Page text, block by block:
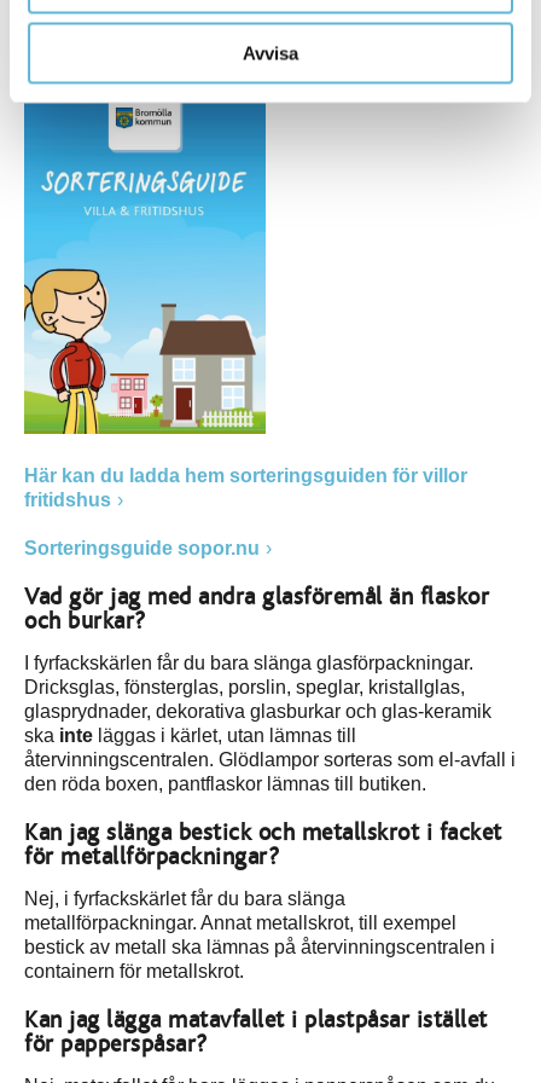
Avvisa
I sorteringsguiden får du tips och råd om hur du sorterar
de vanligaste typerna av avfall.
Här kan du ladda hem sorteringsguiden för villor
fritidshus
Sorteringsguide sopor.nu
Vad gör jag med andra glasföremål än flaskor
och burkar?
I fyrfackskärlen får du bara slänga glasförpackningar.
Dricksglas, fönsterglas, porslin, speglar, kristallglas,
glasprydnader, dekorativa glasburkar och glas-keramik
ska inte läggas i kärlet, utan lämnas till
återvinningscentralen. Glödlampor sorteras som el-avfall i
den röda boxen, pantflaskor lämnas till butiken.
Kan jag slänga bestick och metallskrot i facket
för metallförpackningar?
Nej, i fyrfackskärlet får du bara slänga
metallförpackningar. Annat metallskrot, till exempel
bestick av metall ska lämnas på återvinningscentralen i
containern för metallskrot.
Kan jag lägga matavfallet i plastpåsar istället
för papperspåsar?